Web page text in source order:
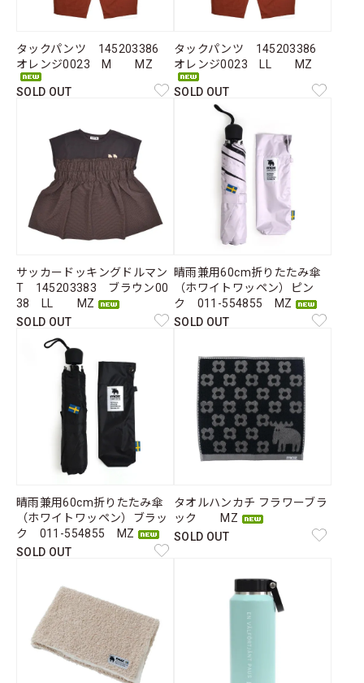
タックパンツ 145203386
オレンジ0023 M MZ
SOLD OUT
タックパンツ 145203386
オレンジ0023 LL MZ
SOLD OUT
サッカードッキングドルマン
T 145203383 ブラウン00
38 LL MZ
SOLD OUT
晴雨兼用60cm折りたたみ傘
（ホワイトワッペン）ピン
ク 011-554855 MZ
SOLD OUT
晴雨兼用60cm折りたたみ傘
（ホワイトワッペン）ブラッ
ク 011-554855 MZ
SOLD OUT
タオルハンカチ フラワーブラ
ック MZ
SOLD OUT